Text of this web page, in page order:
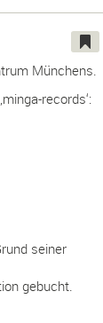
Münchens.
records‘:
seiner
gebucht.